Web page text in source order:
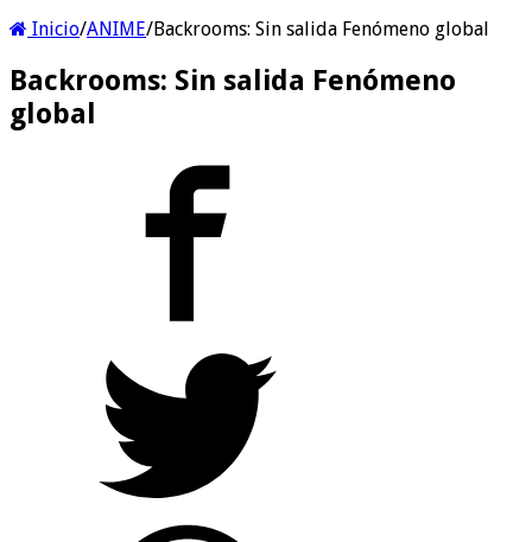
Inicio/ANIME/Backrooms: Sin salida Fenómeno global
Backrooms: Sin salida Fenómeno
global